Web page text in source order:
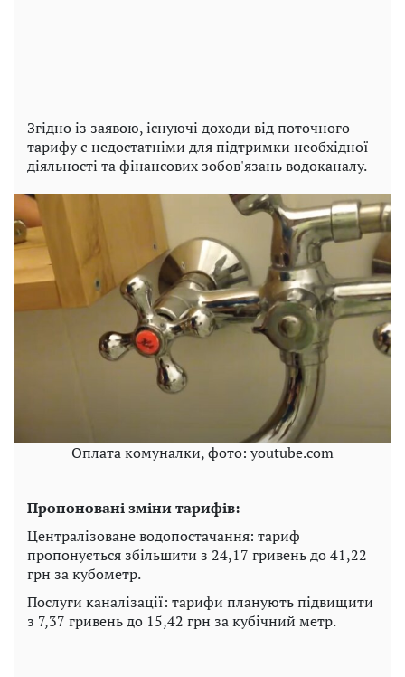
Згідно із заявою, існуючі доходи від поточного
тарифу є недостатніми для підтримки необхідної
діяльності та фінансових зобов'язань водоканалу.
Оплата комуналки, фото: youtube.com
Пропоновані зміни тарифів:
Централізоване водопостачання: тариф
пропонується збільшити з 24,17 гривень до 41,22
грн за кубометр.
Послуги каналізації: тарифи планують підвищити
з 7,37 гривень до 15,42 грн за кубічний метр.